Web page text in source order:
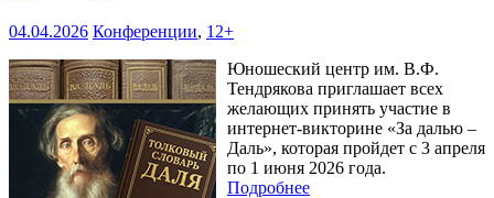
04.04.2026 Конференции, 12+
Юношеский центр им. В.Ф.
Тендрякова приглашает всех
желающих принять участие в
интернет-викторине «За далью –
Даль», которая пройдет с 3 апреля
по 1 июня 2026 года.
Подробнее